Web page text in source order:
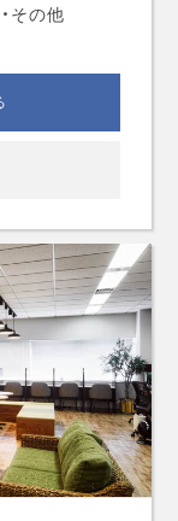
その他